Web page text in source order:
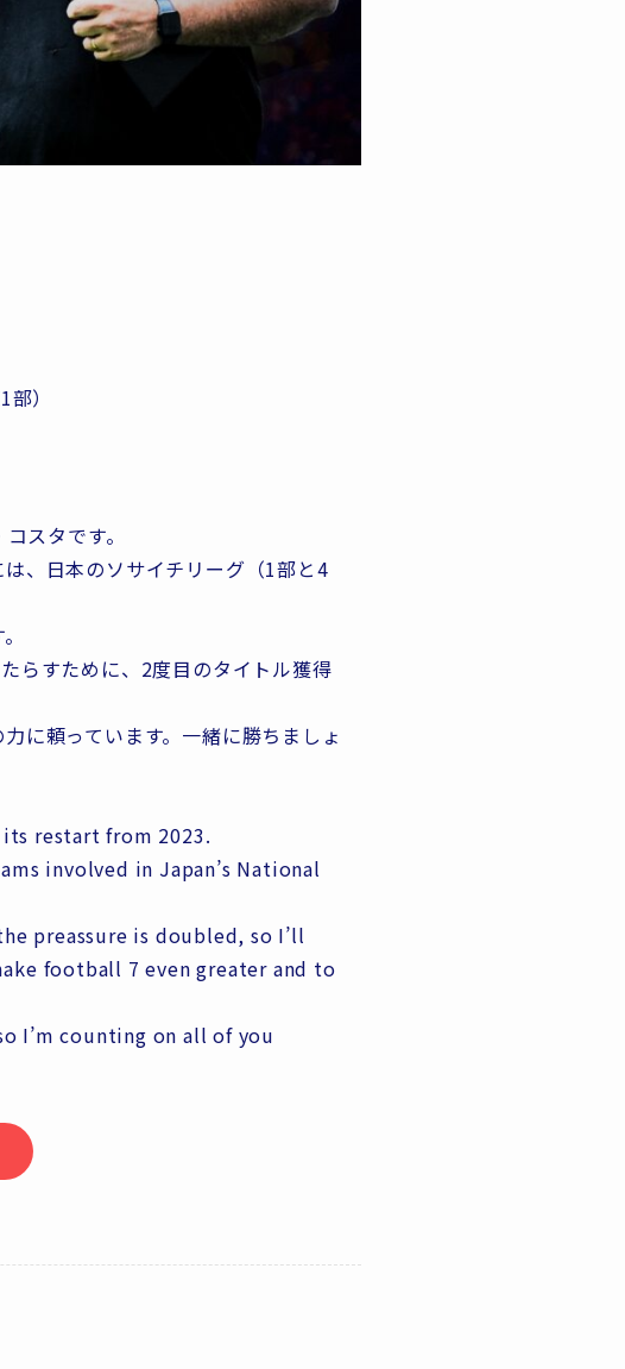
）
スタです。
、日本のソサイチリーグ（1部と4
らすために、2度目のタイトル獲得
に頼っています。一緒に勝ちましょ
its restart from 2023.
involved in Japan’s National
preassure is doubled, so I’ll
football 7 even greater and to
I’m counting on all of you